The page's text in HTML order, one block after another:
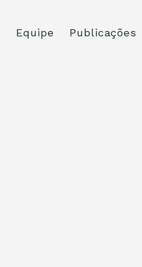
Equipe Publicações